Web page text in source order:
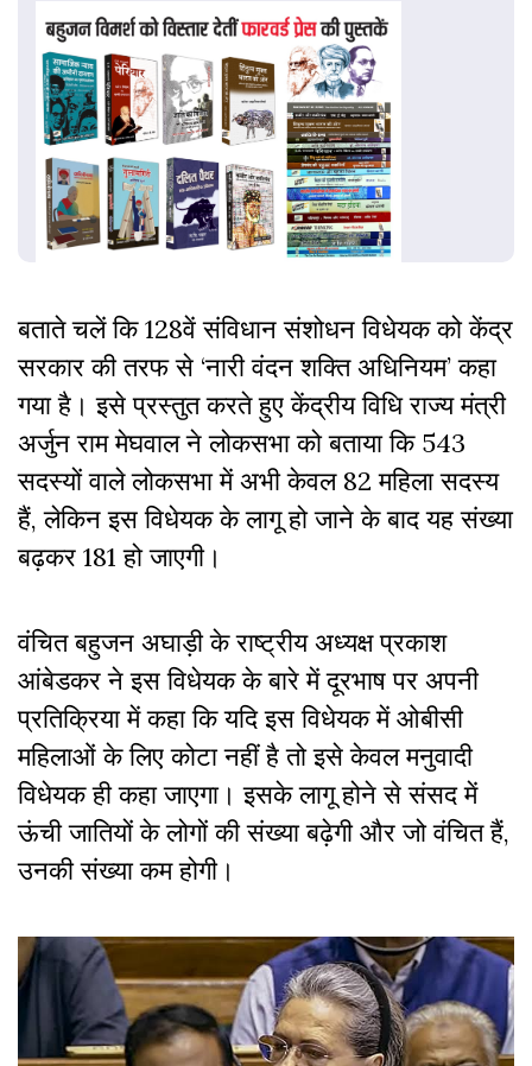
बताते चलें कि 128वें संविधान संशोधन विधेयक को केंद्र
सरकार की तरफ से ‘नारी वंदन शक्ति अधिनियम’ कहा
गया है। इसे प्रस्तुत करते हुए केंद्रीय विधि राज्य मंत्री
अर्जुन राम मेघवाल ने लोकसभा को बताया कि 543
सदस्यों वाले लोकसभा में अभी केवल 82 महिला सदस्य
हैं, लेकिन इस विधेयक के लागू हो जाने के बाद यह संख्या
बढ़कर 181 हो जाएगी।
वंचित बहुजन अघाड़ी के राष्ट्रीय अध्यक्ष प्रकाश
आंबेडकर ने इस विधेयक के बारे में दूरभाष पर अपनी
प्रतिक्रिया में कहा कि यदि इस विधेयक में ओबीसी
महिलाओं के लिए कोटा नहीं है तो इसे केवल मनुवादी
विधेयक ही कहा जाएगा। इसके लागू होने से संसद में
ऊंची जातियों के लोगों की संख्या बढ़ेगी और जो वंचित हैं,
उनकी संख्या कम होगी।